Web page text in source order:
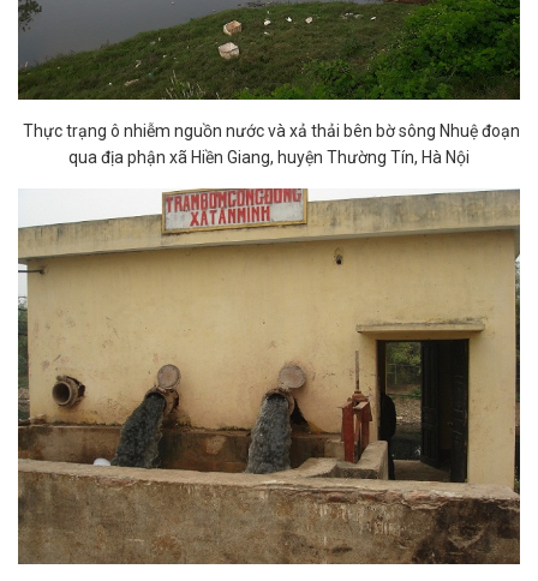
Thực trạng ô nhiễm nguồn nước và xả thải bên bờ sông Nhuệ đoạn
qua địa phận xã Hiền Giang, huyện Thường Tín, Hà Nội